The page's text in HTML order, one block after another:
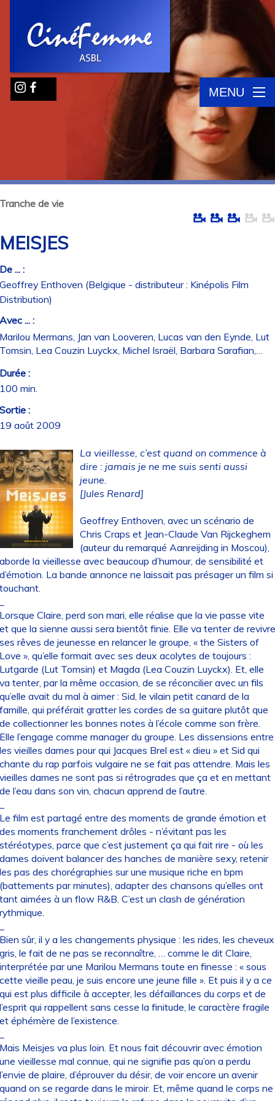
MENU
de vie
... :
Enthoven (Belgique - distributeur : Kinépolis Film
... :
Mermans, Jan van Looveren, Lucas van den Eynde, Lut
Lea Couzin Luyckx, Michel Israël, Barbara Sarafian,…
:
min.
:
août 2009
La vieillesse, c’est quand on commence à
dire : jamais je ne me suis senti aussi
jeune.
[Jules Renard]
Geoffrey Enthoven, avec un scénario de
Chris Craps et Jean-Claude Van Rijckeghem
(auteur du remarqué Aanreijding in Moscou),
la vieillesse avec beaucoup d’humour, de sensibilité et
La bande annonce ne laissait pas présager un film si
Claire, perd son mari, elle réalise que la vie passe vite
que la sienne aussi sera bientôt finie. Elle va tenter de revivre
rêves de jeunesse en relancer le groupe, « the Sisters of
», qu’elle formait avec ses deux acolytes de toujours :
(Lut Tomsin) et Magda (Lea Couzin Luyckx). Et, elle
tenter, par la même occasion, de se réconcilier avec un fils
avait du mal à aimer : Sid, le vilain petit canard de la
qui préférait gratter les cordes de sa guitare plutôt que
collectionner les bonnes notes à l’école comme son frère.
l’engage comme manager du groupe. Les dissensions entre
vieilles dames pour qui Jacques Brel est « dieu » et Sid qui
du rap parfois vulgaire ne se fait pas attendre. Mais les
dames ne sont pas si rétrogrades que ça et en mettant
l’eau dans son vin, chacun apprend de l’autre.
film est partagé entre des moments de grande émotion et
moments franchement drôles - n’évitant pas les
parce que c’est justement ça qui fait rire - où les
doivent balancer des hanches de manière sexy, retenir
pas des chorégraphies sur une musique riche en bpm
par minutes), adapter des chansons qu’elles ont
aimées à un flow R&B. C’est un clash de génération
sûr, il y a les changements physique : les rides, les cheveux
le fait de ne pas se reconnaître, … comme le dit Claire,
par une Marilou Mermans toute en finesse : « sous
vieille peau, je suis encore une jeune fille ». Et puis il y a ce
est plus difficile à accepter, les défaillances du corps et de
qui rappellent sans cesse la finitude, le caractère fragile
éphémère de l’existence.
Meisjes va plus loin. Et nous fait découvrir avec émotion
vieillesse mal connue, qui ne signifie pas qu’on a perdu
de plaire, d’éprouver du désir, de voir encore un avenir
on se regarde dans le miroir. Et, même quand le corps ne